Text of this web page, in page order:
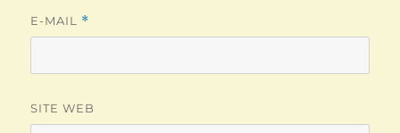
E-MAIL *
SITE WEB